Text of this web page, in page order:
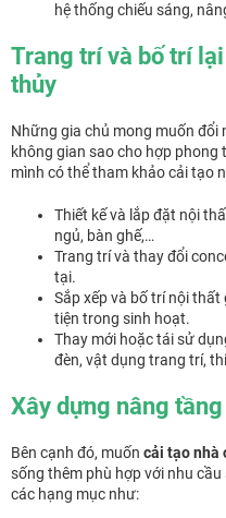
hệ thống chiếu sáng,
Trang trí và bố trí
thủy
Những gia chủ mong muốn đổi
không gian sao cho hợp phong
mình có thể tham khảo cải tạo
Thiết kế và lắp đặt nội
ngủ, bàn ghế,…
Trang trí và thay đổi
tại.
Sắp xếp và bố trí nội
tiện trong sinh hoạt.
Thay mới hoặc tái sử
đèn, vật dụng trang trí,
Xây dựng nâng
Bên cạnh đó, muốn cải tạo nhà
sống thêm phù hợp với nhu
các hạng mục như: